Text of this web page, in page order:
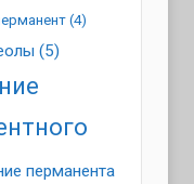
(4)
(5)
перманента